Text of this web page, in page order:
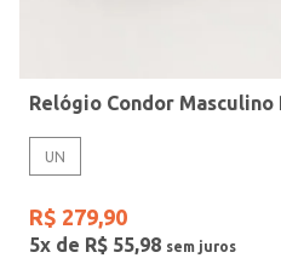
Relógio Condor Masculino
UN
R$ 279,90
5x de R$ 55,98